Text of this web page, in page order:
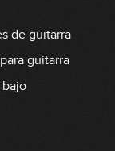
de guitarra
guitarra